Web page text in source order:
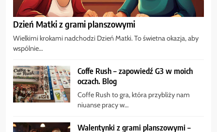
Dzień Matki z grami planszowymi
Wielkimi krokami nadchodzi Dzień Matki. To świetna okazja, aby
wspólnie…
Coffe Rush – zapowiedź G3 w moich
oczach. Blog
Coffe Rush to gra, która przybliży nam
niuanse pracy w…
Walentynki z grami planszowymi –